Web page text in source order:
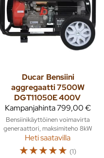
Ducar Bensiini
aggregaatti 7500W
DGT11050E 400V
Kampanjahinta799,00 €
Bensiinikäyttöinen voimavirta
generaattori, maksimiteho 8kW
Heti saatavilla
☆☆☆☆☆ (1)